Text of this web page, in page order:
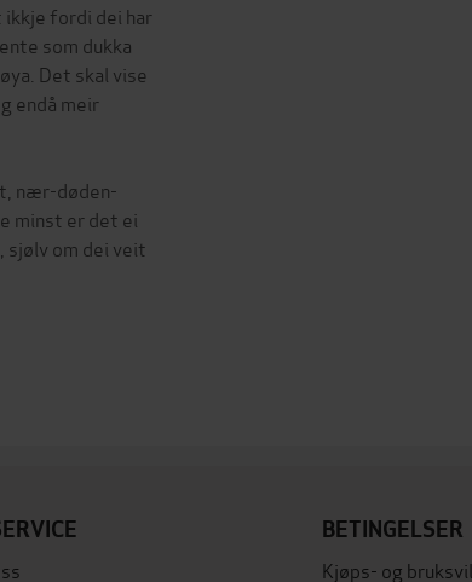
ikkje fordi dei har
som dukka
Det skal vise
endå meir
nær-døden-
minst er det ei
sjølv om dei veit
BETINGELSER
Kjøps- og